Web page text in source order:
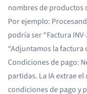
nombres de productos
Por ejemplo:
podría ser “Factura
“Adjuntamos la factura
Condiciones de pago:
partidas. La IA extrae
condiciones de pago y